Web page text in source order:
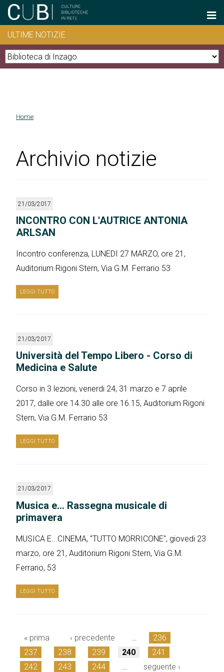
Salta al contenuto principale
ULTIME NOTIZIE
Home
Archivio notizie
21/03/2017
INCONTRO CON L'AUTRICE ANTONIA
ARLSAN
Incontro conferenza, LUNEDI 27 MARZO, ore 21,
Auditorium Rigoni Stern, Via G.M. Ferrario 53
LEGGI TUTTO
21/03/2017
Università del Tempo Libero - Corso di
Medicina e Salute
Corso in 3 lezioni, venerdi 24, 31 marzo e 7 aprile
2017, dalle ore 14.30 alle ore 16.15, Auditorium Rigoni
Stern, Via G.M. Ferrario 53
LEGGI TUTTO
21/03/2017
Musica e... Rassegna musicale di
primavera
MUSICA E...CINEMA, "TUTTO MORRICONE", giovedi 23
marzo, ore 21, Auditorium Rigoni Stern, Via G.M.
Ferrario, 53
LEGGI TUTTO
Pagine
« prima ‹ precedente
236
237
238 239 240
241
242
243 244 seguente ›